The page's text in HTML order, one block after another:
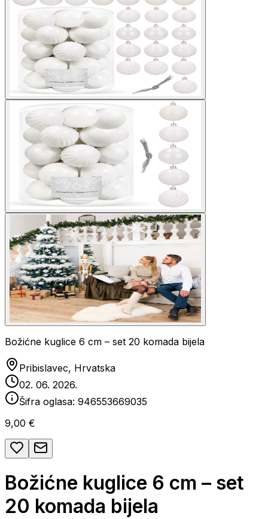
Božićne kuglice 6 cm – set 20 komada bijela
Pribislavec, Hrvatska
02. 06. 2026.
Šifra oglasa: 946553669035
9,00 €
Božićne kuglice 6 cm – set
20 komada bijela